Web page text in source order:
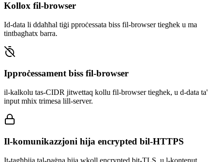
Kollox fil-browser
Id-data li ddaħħal tiġi pproċessata biss fil-browser tiegħek u ma
tintbagħatx barra.
Ipproċessament biss fil-browser
il-kalkolu tas-CIDR jitwettaq kollu fil-browser tiegħek, u d-data ta'
input mhix trimesa lill-server.
Il-komunikazzjoni hija encrypted bil-HTTPS
It-tagħbija tal-paġna hija wkoll encrypted bit-TLS, u l-kontenut